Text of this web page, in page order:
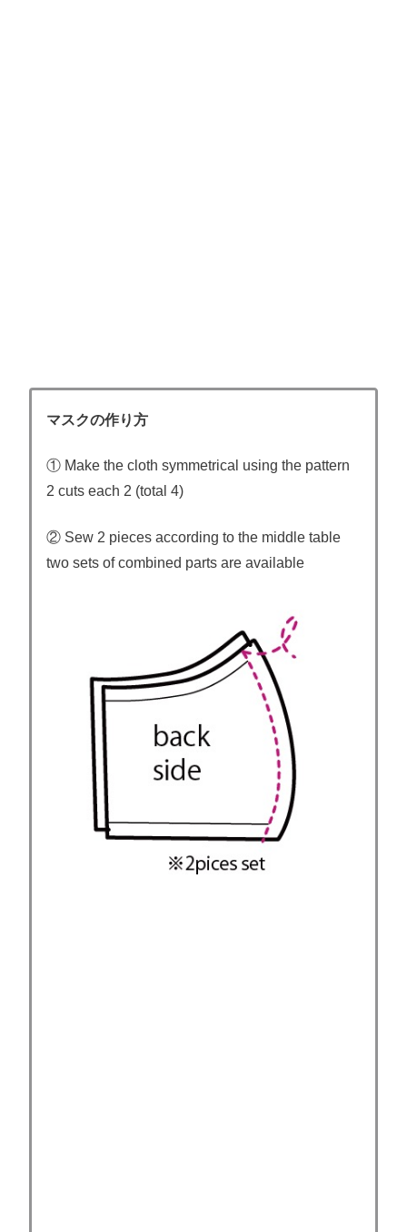
マスクの作り方
① Make the cloth symmetrical using the pattern
2 cuts each 2 (total 4)
② Sew 2 pieces according to the middle table
two sets of combined parts are available